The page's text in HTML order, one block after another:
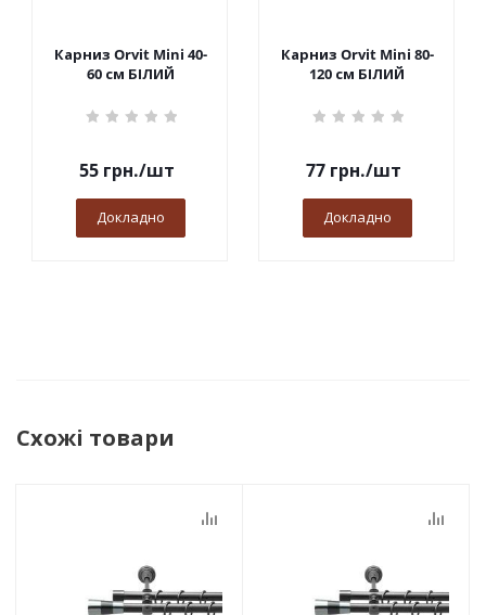
Карниз Orvit Mini 40-
60 см БІЛИЙ
55грн./шт
Докладно
Карниз Orvit Mini 80-
120 см БІЛИЙ
77грн./шт
Докладно
Схожі товари